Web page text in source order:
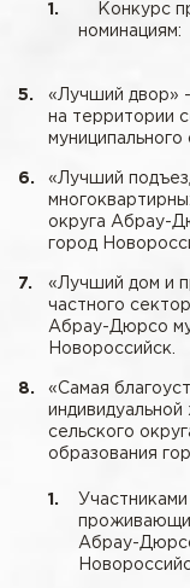
Конкурс
номинациям:
«Лучший двор»
на территории
«Лучший
округа Абрау-
город
«Лучший дом и
частного
Абрау-Дюрсо
Новороссийск.
«Самая
сельского
образования
Абрау-